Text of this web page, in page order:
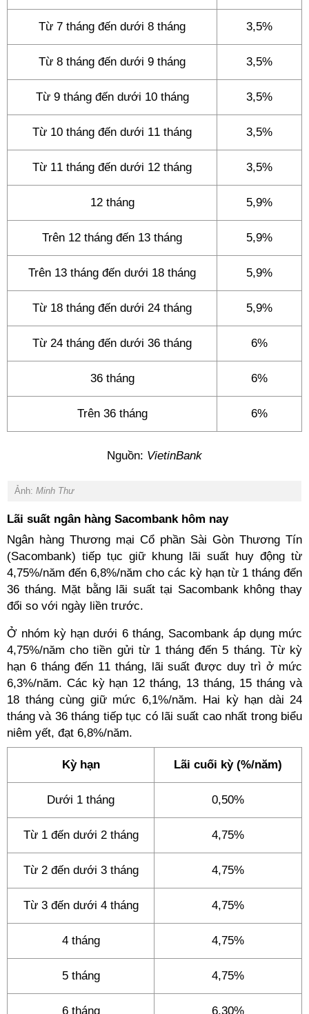
Từ 7 tháng đến dưới 8 tháng 3,5%
Từ 8 tháng đến dưới 9 tháng 3,5%
Từ 9 tháng đến dưới 10 tháng 3,5%
Từ 10 tháng đến dưới 11 tháng 3,5%
Từ 11 tháng đến dưới 12 tháng 3,5%
12 tháng 5,9%
Trên 12 tháng đến 13 tháng 5,9%
Trên 13 tháng đến dưới 18 tháng 5,9%
Từ 18 tháng đến dưới 24 tháng 5,9%
Từ 24 tháng đến dưới 36 tháng 6%
36 tháng 6%
Trên 36 tháng 6%
Nguồn: VietinBank
Ảnh: Minh Thư
Lãi suất ngân hàng Sacombank hôm nay
Ngân hàng Thương mại Cổ phần Sài Gòn Thương Tín
(Sacombank) tiếp tục giữ khung lãi suất huy động từ
4,75%/năm đến 6,8%/năm cho các kỳ hạn từ 1 tháng đến
36 tháng. Mặt bằng lãi suất tại Sacombank không thay
đổi so với ngày liền trước.
Ở nhóm kỳ hạn dưới 6 tháng, Sacombank áp dụng mức
4,75%/năm cho tiền gửi từ 1 tháng đến 5 tháng. Từ kỳ
hạn 6 tháng đến 11 tháng, lãi suất được duy trì ở mức
6,3%/năm. Các kỳ hạn 12 tháng, 13 tháng, 15 tháng và
18 tháng cùng giữ mức 6,1%/năm. Hai kỳ hạn dài 24
tháng và 36 tháng tiếp tục có lãi suất cao nhất trong biểu
niêm yết, đạt 6,8%/năm.
Kỳ hạn Lãi cuối kỳ (%/năm)
Dưới 1 tháng 0,50%
Từ 1 đến dưới 2 tháng 4,75%
Từ 2 đến dưới 3 tháng 4,75%
Từ 3 đến dưới 4 tháng 4,75%
4 tháng 4,75%
5 tháng 4,75%
6 tháng 6,30%